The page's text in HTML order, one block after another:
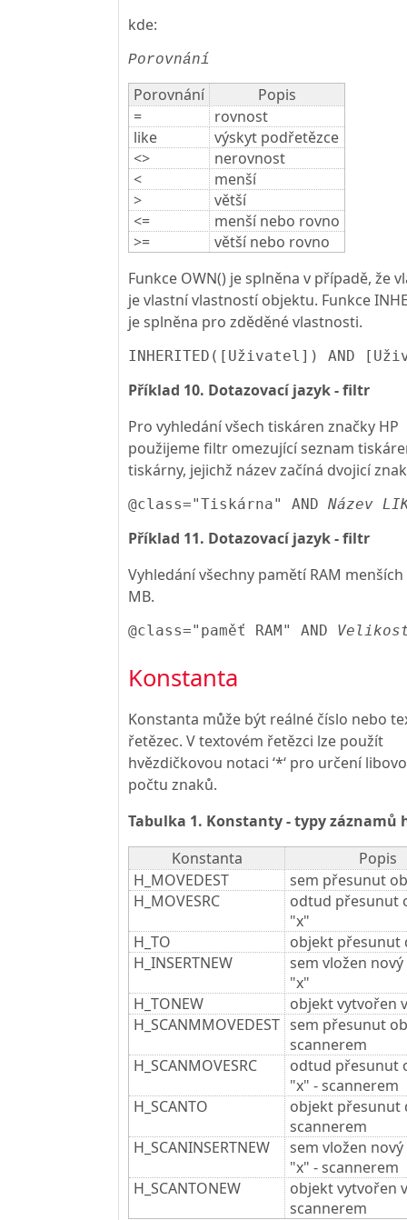
kde:
Porovnání
Porovnání
Popis
=
rovnost
like
výskyt podřetězce
<>
nerovnost
<
menší
>
větší
<=
menší nebo rovno
>=
větší nebo rovno
Funkce OWN() je splněna v případě, že
je vlastní vlastností objektu. Funkce
je splněna pro zděděné vlastnosti.
INHERITED([Uživatel]) AND
Příklad 10. Dotazovací jazyk - filtr
Pro vyhledání všech tiskáren značky HP
použijeme filtr omezující seznam
tiskárny, jejichž název začíná dvojicí
@class="Tiskárna" AND Název
Příklad 11. Dotazovací jazyk - filtr
Vyhledání všechny pamětí RAM menších
MB.
@class="paměť RAM" AND
Konstanta
Konstanta může být reálné číslo nebo
řetězec. V textovém řetězci lze použít
hvězdičkovou notaci ‘*‘ pro určení
počtu znaků.
Tabulka 1. Konstanty - typy záznamů
Konstanta
Popis
H_MOVEDEST
sem přesunut
H_MOVESRC
odtud přesunut
"x"
H_TO
objekt přesunut
H_INSERTNEW
sem vložen
"x"
H_TONEW
objekt vytvořen
H_SCANMMOVEDEST sem přesunut
scannerem
H_SCANMOVESRC
odtud přesunut
"x" - scannerem
H_SCANTO
objekt přesunut
scannerem
H_SCANINSERTNEW
sem vložen
"x" - scannerem
H_SCANTONEW
objekt vytvořen
scannerem